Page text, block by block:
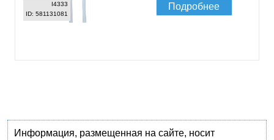
I4333
ID: 581131081
Подробнее
Информация, размещенная на сайте, носит